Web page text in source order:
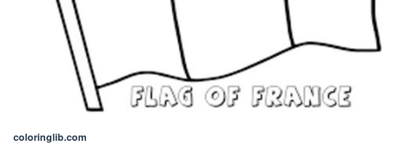
coloringlib.com